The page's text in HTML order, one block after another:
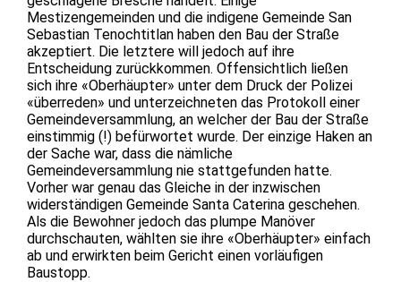
Mestizengemeinden und die indigene Gemeinde San
Sebastian Tenochtitlan haben den Bau der Straße
akzeptiert. Die letztere will jedoch auf ihre
Entscheidung zurückkommen. Offensichtlich ließen
sich ihre «Oberhäupter» unter dem Druck der Polizei
«überreden» und unterzeichneten das Protokoll einer
Gemeindeversammlung, an welcher der Bau der Straße
einstimmig (!) befürwortet wurde. Der einzige Haken an
der Sache war, dass die nämliche
Gemeindeversammlung nie stattgefunden hatte.
Vorher war genau das Gleiche in der inzwischen
widerständigen Gemeinde Santa Caterina geschehen.
Als die Bewohner jedoch das plumpe Manöver
durchschauten, wählten sie ihre «Oberhäupter» einfach
ab und erwirkten beim Gericht einen vorläufigen
Baustopp.